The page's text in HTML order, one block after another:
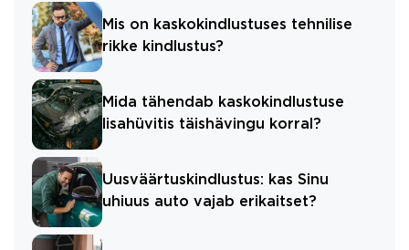
Mis on kaskokindlustuses tehnilise
rikke kindlustus?
Mida tähendab kaskokindlustuse
lisahüvitis täishävingu korral?
Uusväärtuskindlustus: kas Sinu
uhiuus auto vajab erikaitset?